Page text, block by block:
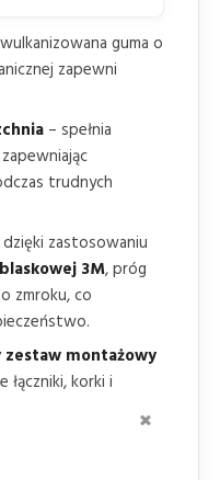
guma o
zapewni
– spełnia
trudnych
dzięki zastosowaniu
3M, próg
zmroku, co
montażowy
korki i